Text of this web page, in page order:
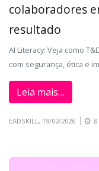
colaboradores
resultado
AI Literacy: Veja como
com segurança, ética e
Leia mais…
EADSKILL, 19/02/2026 8